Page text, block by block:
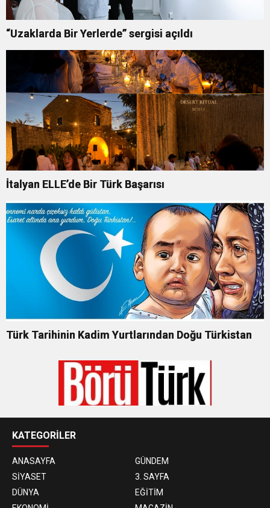
“Uzaklarda Bir Yerlerde” sergisi açıldı
İtalyan ELLE’de Bir Türk Başarısı
Türk Tarihinin Kadim Yurtlarından Doğu Türkistan
KATEGORİLER
ANASAYFA
GÜNDEM
SİYASET
3. SAYFA
DÜNYA
EĞİTİM